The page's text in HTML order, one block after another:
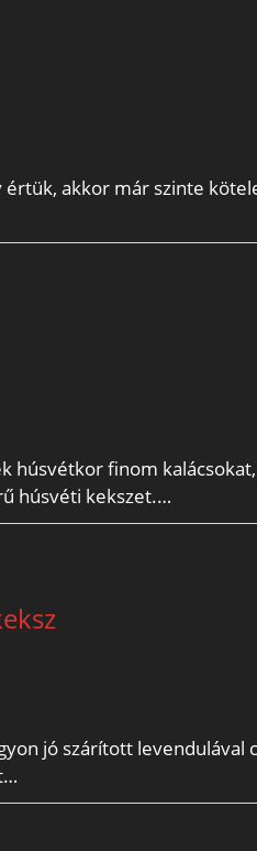
értük, akkor már szinte
húsvétkor finom
húsvéti kekszet.…
jó szárított levendulával